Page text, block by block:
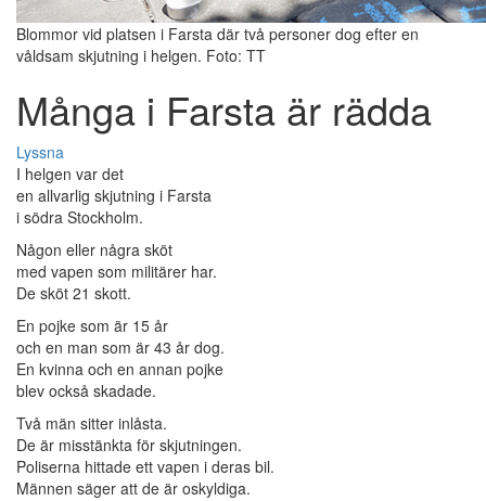
Blommor vid platsen i Farsta där två personer dog efter en
våldsam skjutning i helgen. Foto: TT
Många i Farsta är rädda
Lyssna
I helgen var det
en allvarlig skjutning i Farsta
i södra Stockholm.
Någon eller några sköt
med vapen som militärer har.
De sköt 21 skott.
En pojke som är 15 år
och en man som är 43 år dog.
En kvinna och en annan pojke
blev också skadade.
Två män sitter inlåsta.
De är misstänkta för skjutningen.
Poliserna hittade ett vapen i deras bil.
Männen säger att de är oskyldiga.